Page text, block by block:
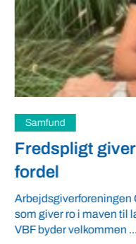
Samfund
Fredspligt
fordel
Arbejdsgiverforeningen
som giver ro i maven til
VBF byder velkommen ...